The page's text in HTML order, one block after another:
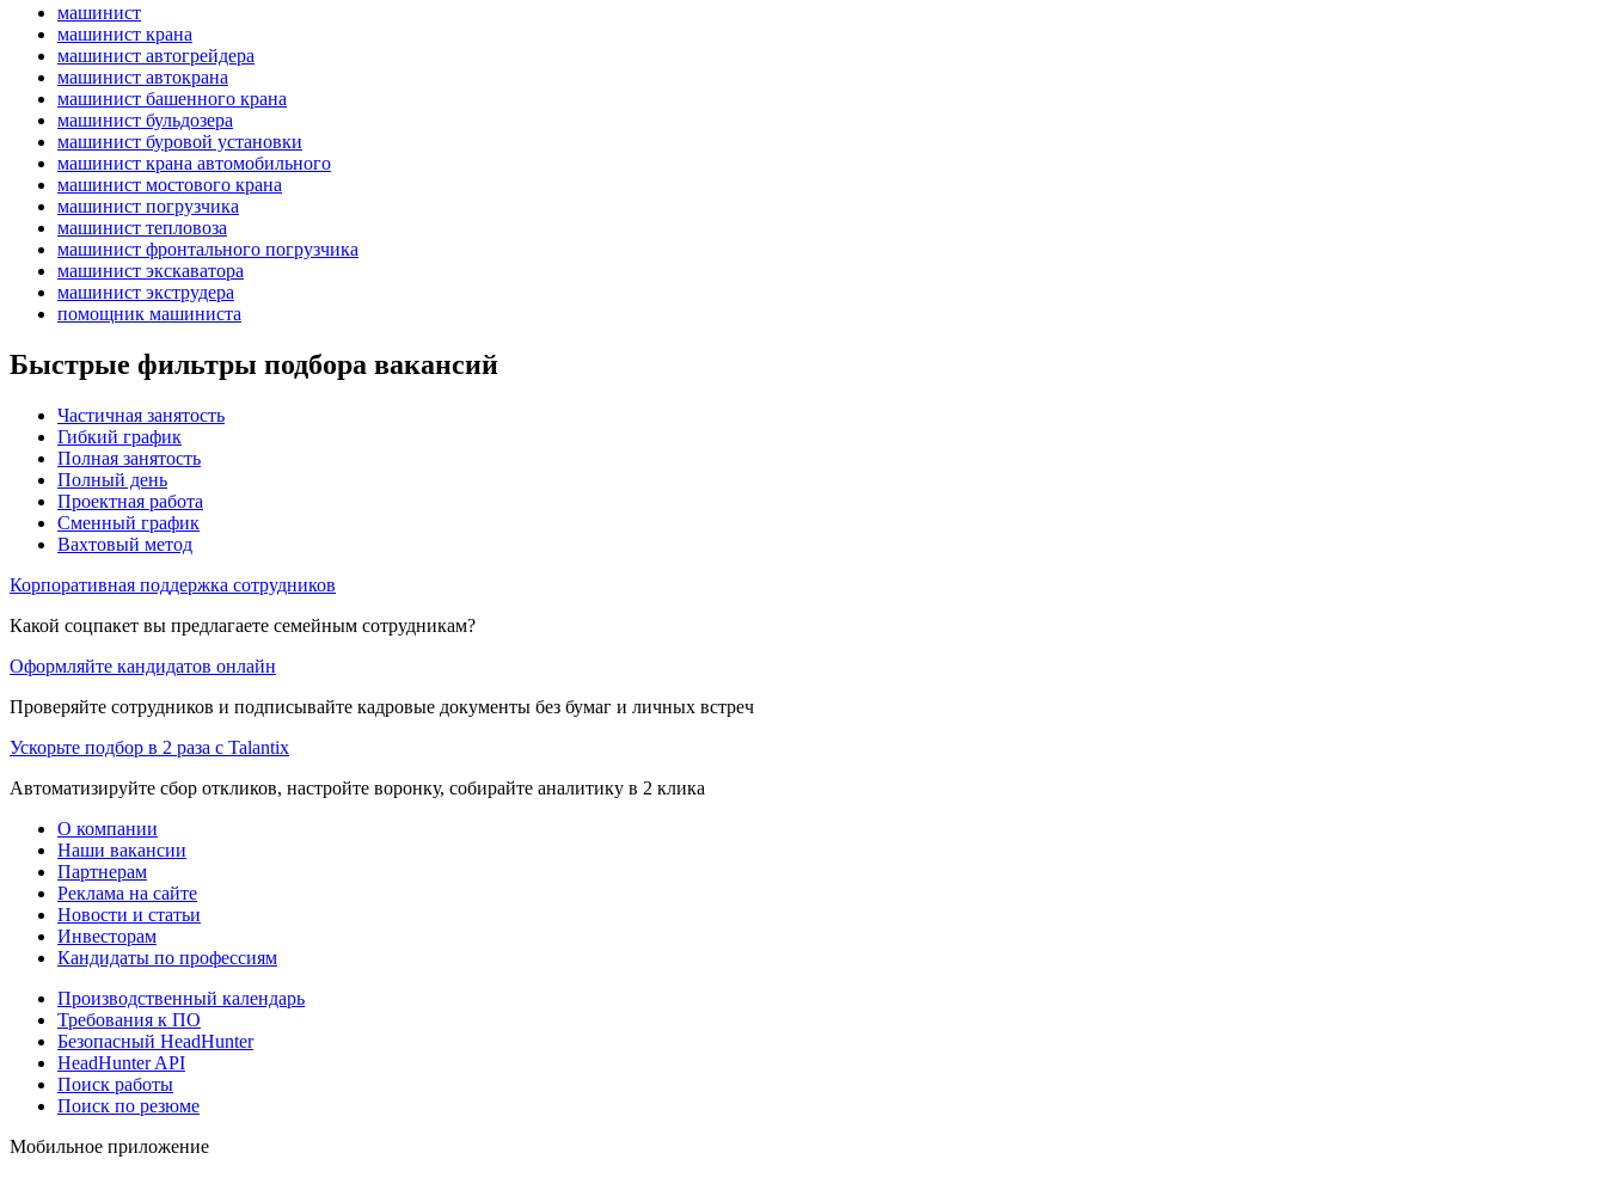
машинист
машинист крана
машинист автогрейдера
машинист автокрана
машинист башенного крана
машинист бульдозера
машинист буровой установки
машинист крана автомобильного
машинист мостового крана
машинист погрузчика
машинист тепловоза
машинист фронтального погрузчика
машинист экскаватора
машинист экструдера
помощник машиниста
Быстрые фильтры подбора вакансий
Частичная занятость
Гибкий график
Полная занятость
Полный день
Проектная работа
Сменный график
Вахтовый метод
Корпоративная поддержка сотрудников
Какой соцпакет вы предлагаете семейным сотрудникам?
Оформляйте кандидатов онлайн
Проверяйте сотрудников и подписывайте кадровые документы без бумаг и личных встреч
Ускорьте подбор в 2 раза с Talantix
Автоматизируйте сбор откликов, настройте воронку, собирайте аналитику в 2 клика
О компании
Наши вакансии
Партнерам
Реклама на сайте
Новости и статьи
Инвесторам
Кандидаты по профессиям
Производственный календарь
Требования к ПО
Безопасный HeadHunter
HeadHunter API
Поиск работы
Поиск по резюме
Мобильное приложение